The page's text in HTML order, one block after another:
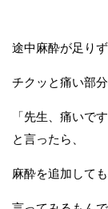
途中麻酔が足りず
チクッと痛い部
「先生、痛いです
と言ったら、
麻酔を追加して